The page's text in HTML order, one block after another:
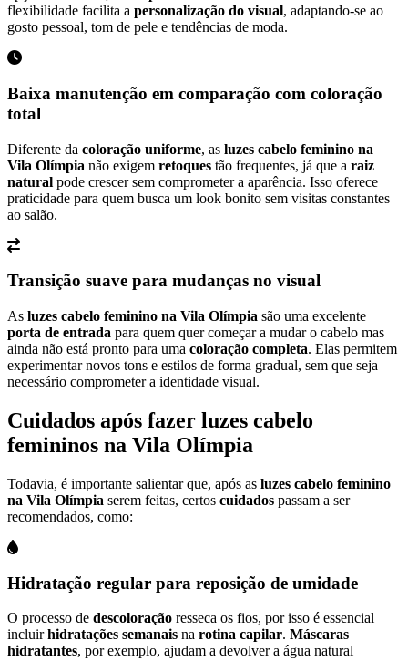
flexibilidade facilita a personalização do visual, adaptando-se ao
gosto pessoal, tom de pele e tendências de moda.
Baixa manutenção em comparação com coloração
total
Diferente da coloração uniforme, as luzes cabelo feminino na
Vila Olímpia não exigem retoques tão frequentes, já que a raiz
natural pode crescer sem comprometer a aparência. Isso oferece
praticidade para quem busca um look bonito sem visitas constantes
ao salão.
Transição suave para mudanças no visual
As luzes cabelo feminino na Vila Olímpia são uma excelente
porta de entrada para quem quer começar a mudar o cabelo mas
ainda não está pronto para uma coloração completa. Elas permitem
experimentar novos tons e estilos de forma gradual, sem que seja
necessário comprometer a identidade visual.
Cuidados após fazer luzes cabelo
femininos na Vila Olímpia
Todavia, é importante salientar que, após as luzes cabelo feminino
na Vila Olímpia serem feitas, certos cuidados passam a ser
recomendados, como:
Hidratação regular para reposição de umidade
O processo de descoloração resseca os fios, por isso é essencial
incluirhidratações semanais na rotina capilar. Máscaras
hidratantes, por exemplo, ajudam a devolver a água natural